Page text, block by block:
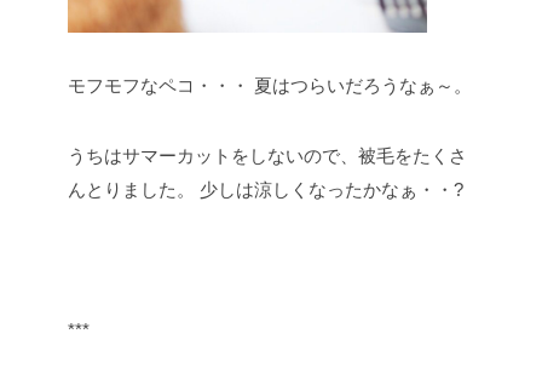
モフモフなペコ・・・ 夏はつらいだろうなぁ～。
うちはサマーカットをしないので、被毛をたくさ
んとりました。
少しは涼しくなったかなぁ・・?
***